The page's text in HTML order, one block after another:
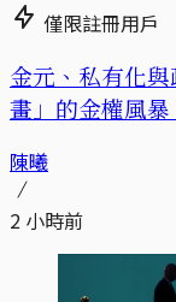
僅限註冊用戶
金元、私有化
畫」的金權風
陳曦
2 小時前